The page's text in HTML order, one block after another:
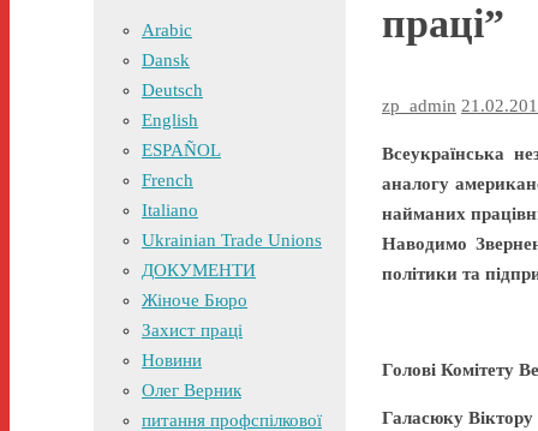
праці”
zp_admin
Всеукраїнська
аналогу
найманих
Наводимо
політики та
Голові Комітету
Галасюку Віктору
Arabic
Dansk
Deutsch
English
ESPAÑOL
French
Italiano
Ukrainian Trade Unions
ДОКУМЕНТИ
Жіноче Бюро
Захист праці
Новини
Олег Верник
питання профспілкової